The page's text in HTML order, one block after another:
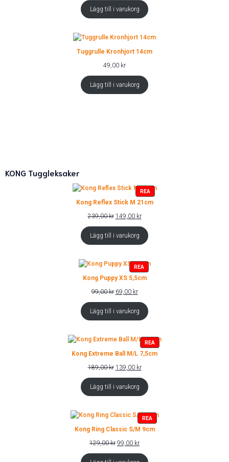
priset
priset
är:
Lägg till i varukorg
Tuggrulle Kronhjort 14cm
49,00 kr
Lägg till i varukorg
KONG Tuggleksaker
REAPRODUKTER
PÅ
REA
Kong Reflex Stick M 21cm
239,00kr Det
priset
149,00 krDet
priset
är:
Lägg till i varukorg
REAPRODUKTER
PÅ
REA
Kong Puppy XS 5,5cm
99,00kr Det
priset
69,00 krDet
priset
är:
Lägg till i varukorg
REAPRODUKTER
PÅ
REA
Kong Extreme Ball M/L 7,5cm
189,00kr Det
priset
139,00 krDet
priset
är:
Lägg till i varukorg
REAPRODUKTER
PÅ
REA
Kong Ring Classic S/M 9cm
129,00kr Det
priset
99,00 krDet
priset